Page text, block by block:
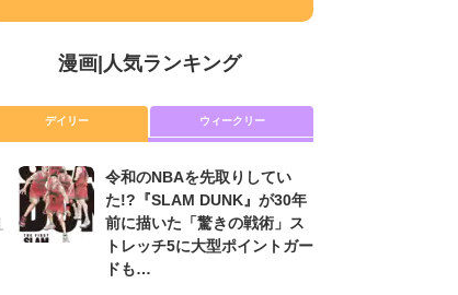
漫画| 人気ランキング
デイリー ウィークリー
令和のNBAを先取りしてい
た!?『SLAM DUNK』が30年
前に描いた「驚きの戦術」ス
トレッチ5に大型ポイントガー
ドも…